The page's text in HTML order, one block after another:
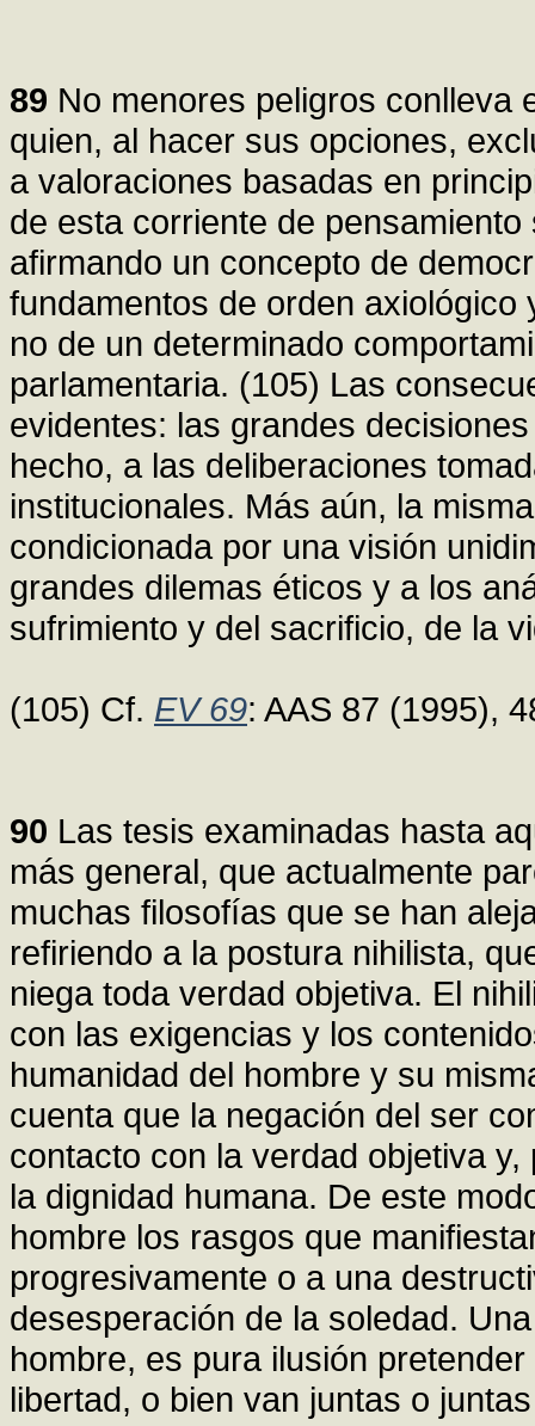
89 No menores peligros conlleva
quien, al hacer sus opciones,
a valoraciones basadas en
de esta corriente de
afirmando un concepto de
fundamentos de orden
no de un determinado
parlamentaria. (105) Las
evidentes: las grandes
hecho, a las deliberaciones
institucionales. Más aún, la
condicionada por una visión
grandes dilemas éticos y a los
sufrimiento y del sacrificio, de la
(105) Cf. EV 69: AAS 87 (1995),
90 Las tesis examinadas hasta
más general, que actualmente
muchas filosofías que se han
refiriendo a la postura nihilista,
niega toda verdad objetiva. El
con las exigencias y los
humanidad del hombre y su
cuenta que la negación del ser
contacto con la verdad objetiva
la dignidad humana. De este
hombre los rasgos que
progresivamente o a una
desesperación de la soledad.
hombre, es pura ilusión
libertad, o bien van juntas o